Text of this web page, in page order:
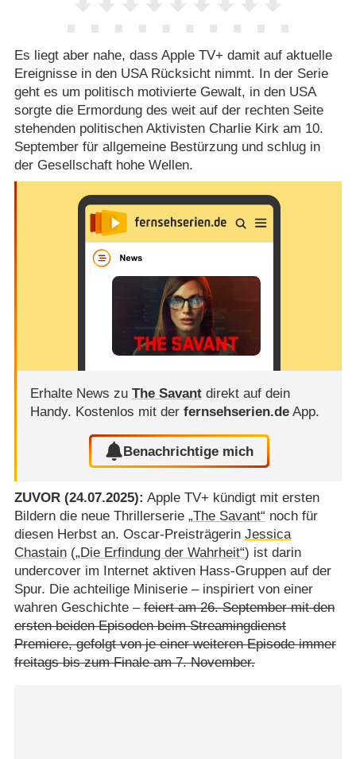
Es liegt aber nahe, dass Apple TV+ damit auf aktuelle
Ereignisse in den USA Rücksicht nimmt. In der Serie
geht es um politisch motivierte Gewalt, in den USA
sorgte die Ermordung des weit auf der rechten Seite
stehenden politischen Aktivisten Charlie Kirk am 10.
September für allgemeine Bestürzung und schlug in
der Gesellschaft hohe Wellen.
Erhalte News zu The Savantdirekt auf dein
Handy. Kostenlos mit der fernsehserien.deApp.
Benachrichtige mich
ZUVOR (24.07.2025): Apple TV+ kündigt mit ersten
Bildern die neue Thrillerserie „The Savant“ noch für
diesen Herbst an. Oscar-Preisträgerin Jessica
Chastain(„Die Erfindung der Wahrheit“) ist darin
undercover im Internet aktiven Hass-Gruppen auf der
Spur. Die achteilige Miniserie – inspiriert von einer
wahren Geschichte – feiert am 26. September mit den
ersten beiden Episoden beim Streamingdienst
Premiere, gefolgt von je einer weiteren Episode immer
freitags bis zum Finale am 7. November.